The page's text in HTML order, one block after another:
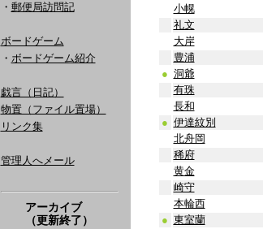
・ 郵便局訪問記
ボードゲーム
・ ボードゲーム紹介
戯言（日記）
物置（ファイル置場）
リンク集
管理人へメール
アーカイブ
（更新終了）
小幌
礼文
大岸
豊浦
● 洞爺
有珠
長和
● 伊達紋別
北舟岡
稀府
黄金
崎守
本輪西
● 東室蘭